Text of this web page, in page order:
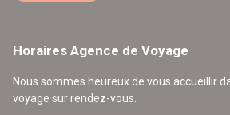
Horaires Agence de Voyage
Nous sommes heureux de vous accueillir
voyage sur rendez-vous.